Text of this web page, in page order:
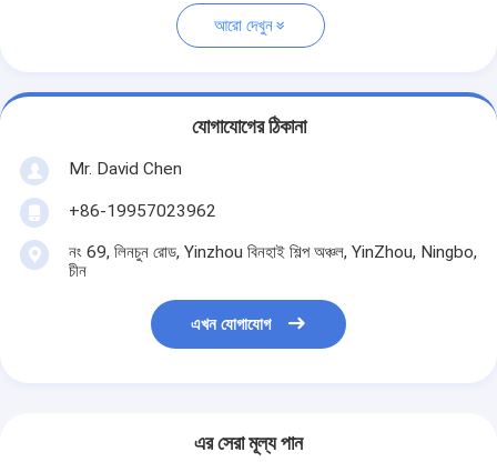
আরো দেখুন
যোগাযোগের ঠিকানা
Mr. David Chen
+86-19957023962
নং 69, লিনচুন রোড, Yinzhou বিনহাই শিল্প অঞ্চল, YinZhou, Ningbo,
চীন
এখন যোগাযোগ
এর সেরা মূল্য পান